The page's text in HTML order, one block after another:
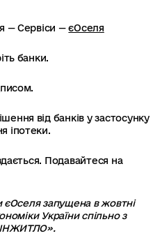
— Сервіси —єОселя
банки.
від банків у застосунку
іпотеки.
Подавайтеся на
єОселя запущена в жовтні
України спільно з